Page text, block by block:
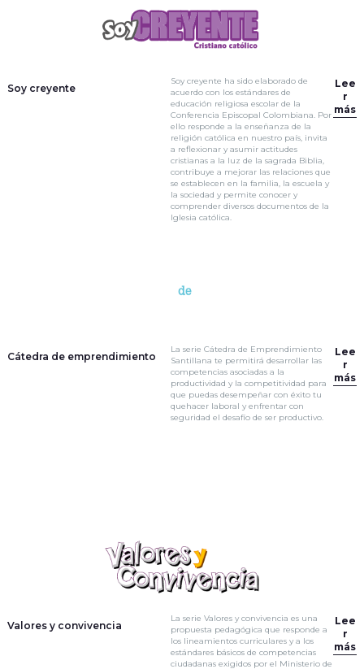
Soy creyente
Soy creyente ha sido elaborado de
acuerdo con los estándares de
educación religiosa escolar de la
Conferencia Episcopal Colombiana. Por
ello responde a la enseñanza de la
religión católica en nuestro país, invita
a reflexionar y asumir actitudes
cristianas a la luz de la sagrada Biblia,
contribuye a mejorar las relaciones que
se establecen en la familia, la escuela y
la sociedad y permite conocer y
comprender diversos documentos de la
Iglesia católica.
Lee
r
más
Cátedra de emprendimiento
La serie Cátedra de Emprendimiento
Santillana te permitirá desarrollar las
competencias asociadas a la
productividad y la competitividad para
que puedas desempeñar con éxito tu
quehacer laboral y enfrentar con
seguridad el desafío de ser productivo.
Lee
r
más
Valores y convivencia
La serie Valores y convivencia es una
propuesta pedagógica que responde a
los lineamientos curriculares y a los
estándares básicos de competencias
ciudadanas exigidos por el Ministerio de
Lee
r
más